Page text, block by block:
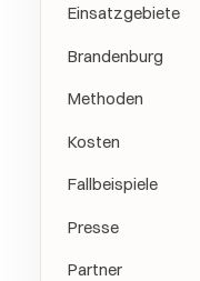
Einsatzgebiete
Brandenburg
Methoden
Kosten
Fallbeispiele
Presse
Partner